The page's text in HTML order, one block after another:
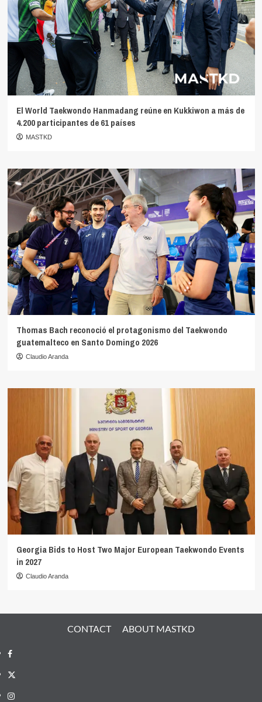
El World Taekwondo Hanmadang reúne en Kukkiwon a más de
4.200 participantes de 61 países
MASTKD
Thomas Bach reconoció el protagonismo del Taekwondo
guatemalteco en Santo Domingo 2026
Claudio Aranda
Georgia Bids to Host Two Major European Taekwondo Events
in 2027
Claudio Aranda
CONTACT ABOUT MASTKD
Facebook
X
Instagram